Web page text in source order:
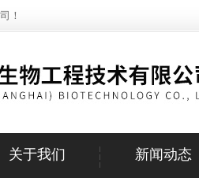
！
关于我们 新闻动态